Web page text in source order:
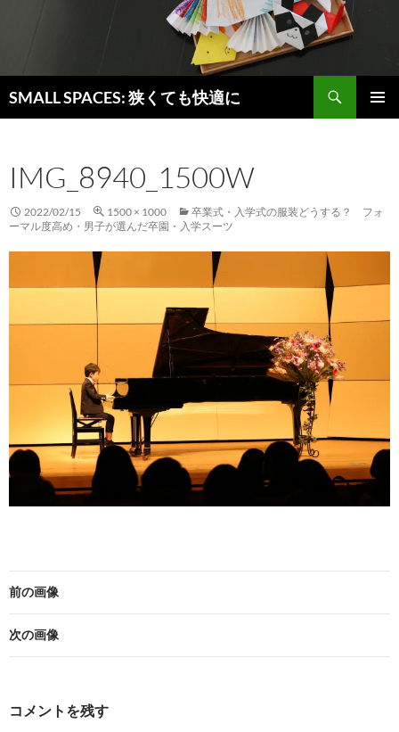
SMALL SPACES: 狭くても快適に
索
ン
ツ
へ
ス
IMG_8940_1500W
2022/02/15 1500 × 1000
卒業式・入学式の服装どうする？ フォ
ーマル度高め・男子が選んだ卒園・入学スーツ
前の画像
次の画像
コメントを残す